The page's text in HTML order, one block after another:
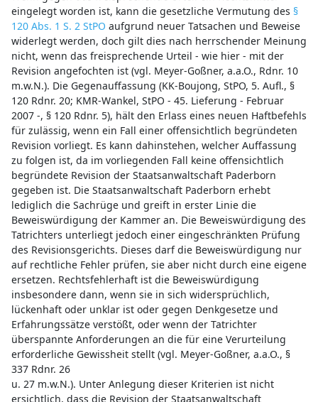
eingelegt worden ist, kann die gesetzliche Vermutung des §
120 Abs. 1 S. 2 StPO aufgrund neuer Tatsachen und Beweise
widerlegt werden, doch gilt dies nach herrschender Meinung
nicht, wenn das freisprechende Urteil - wie hier - mit der
Revision angefochten ist (vgl. Meyer-Goßner, a.a.O., Rdnr. 10
m.w.N.). Die Gegenauffassung (KK-Boujong, StPO, 5. Aufl., §
120 Rdnr. 20; KMR-Wankel, StPO - 45. Lieferung - Februar
2007 -, § 120 Rdnr. 5), hält den Erlass eines neuen Haftbefehls
für zulässig, wenn ein Fall einer offensichtlich begründeten
Revision vorliegt. Es kann dahinstehen, welcher Auffassung
zu folgen ist, da im vorliegenden Fall keine offensichtlich
begründete Revision der Staatsanwaltschaft Paderborn
gegeben ist. Die Staatsanwaltschaft Paderborn erhebt
lediglich die Sachrüge und greift in erster Linie die
Beweiswürdigung der Kammer an. Die Beweiswürdigung des
Tatrichters unterliegt jedoch einer eingeschränkten Prüfung
des Revisionsgerichts. Dieses darf die Beweiswürdigung nur
auf rechtliche Fehler prüfen, sie aber nicht durch eine eigene
ersetzen. Rechtsfehlerhaft ist die Beweiswürdigung
insbesondere dann, wenn sie in sich widersprüchlich,
lückenhaft oder unklar ist oder gegen Denkgesetze und
Erfahrungssätze verstößt, oder wenn der Tatrichter
überspannte Anforderungen an die für eine Verurteilung
erforderliche Gewissheit stellt (vgl. Meyer-Goßner, a.a.O., §
337 Rdnr. 26
u. 27 m.w.N.). Unter Anlegung dieser Kriterien ist nicht
ersichtlich, dass die Revision der Staatsanwaltschaft